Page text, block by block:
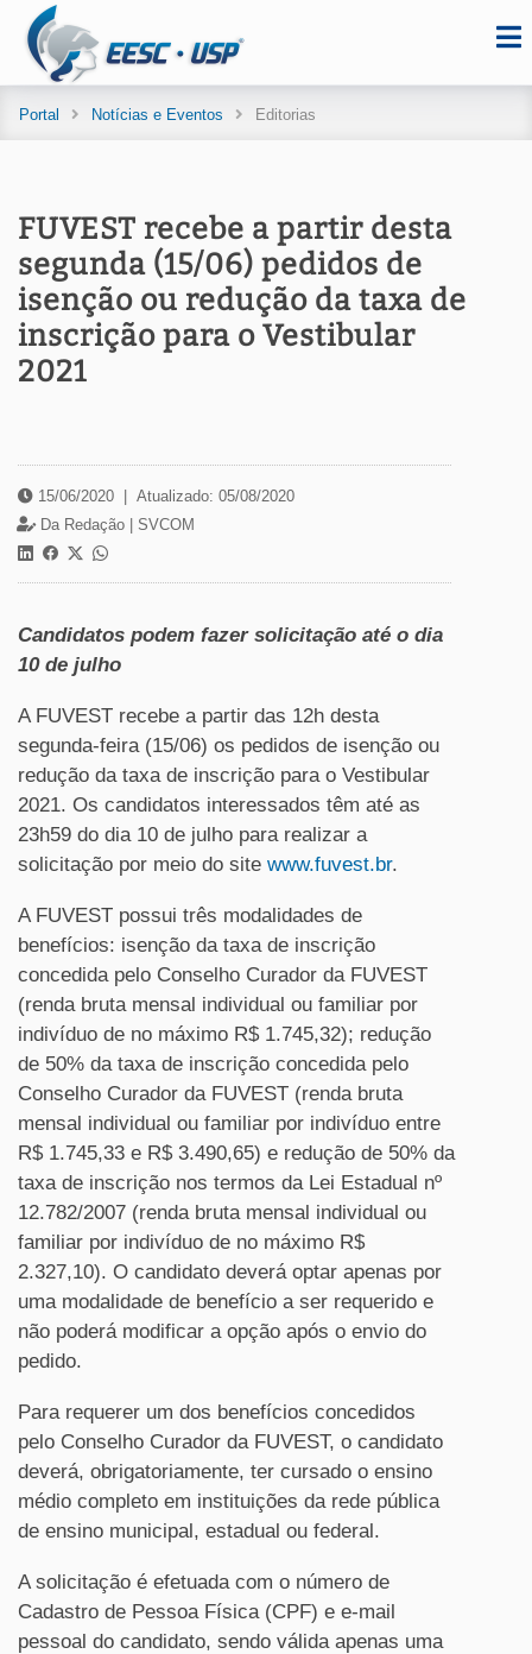
Portal Notícias e Eventos Editorias
FUVEST recebe a partir desta
segunda (15/06) pedidos de
isenção ou redução da taxa de
inscrição para o Vestibular
2021
15/06/2020
Atualizado: 05/08/2020
Da Redação | SVCOM
Candidatos podem fazer solicitação até o dia
10 de julho
A FUVEST recebe a partir das 12h desta
segunda-feira (15/06) os pedidos de isenção ou
redução da taxa de inscrição para o Vestibular
2021. Os candidatos interessados têm até as
23h59 do dia 10 de julho para realizar a
solicitação por meio do site www.fuvest.br.
A FUVEST possui três modalidades de
benefícios: isenção da taxa de inscrição
concedida pelo Conselho Curador da FUVEST
(renda bruta mensal individual ou familiar por
indivíduo de no máximo R$ 1.745,32); redução
de 50% da taxa de inscrição concedida pelo
Conselho Curador da FUVEST (renda bruta
mensal individual ou familiar por indivíduo entre
R$ 1.745,33 e R$ 3.490,65) e redução de 50% da
taxa de inscrição nos termos da Lei Estadual nº
12.782/2007 (renda bruta mensal individual ou
familiar por indivíduo de no máximo R$
2.327,10). O candidato deverá optar apenas por
uma modalidade de benefício a ser requerido e
não poderá modificar a opção após o envio do
pedido.
Para requerer um dos benefícios concedidos
pelo Conselho Curador da FUVEST, o candidato
deverá, obrigatoriamente, ter cursado o ensino
médio completo em instituições da rede pública
de ensino municipal, estadual ou federal.
A solicitação é efetuada com o número de
Cadastro de Pessoa Física (CPF) e e-mail
pessoal do candidato, sendo válida apenas uma